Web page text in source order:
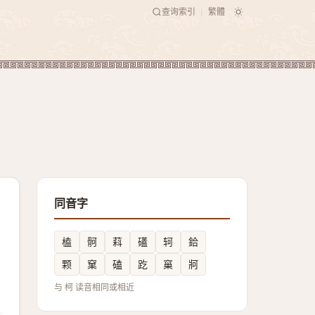
查询索引 繁體
同音字
榼 䯊 萪 礚 轲
鉿
颗
窠 磕 趷 窼 牁
与 柯 读音相同或相近